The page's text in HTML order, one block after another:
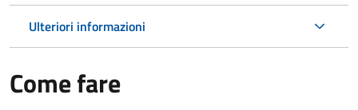
Ulteriori informazioni
Come fare